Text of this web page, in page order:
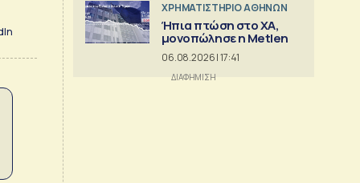
XΡΗΜΑΤΙΣΤΗΡΙΟ ΑΘΗΝΩΝ
Ήπια πτώση στο ΧΑ,
μονοπώλησε η Metlen
06.08.2026 | 17:41